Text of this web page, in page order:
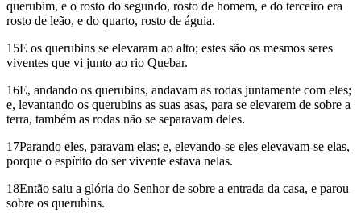
querubim, e o rosto do segundo, rosto de homem, e do terceiro era
rosto de leão, e do quarto, rosto de águia.
15E os querubins se elevaram ao alto; estes são os mesmos seres
viventes que vi junto ao rio Quebar.
16E, andando os querubins, andavam as rodas juntamente com eles;
e, levantando os querubins as suas asas, para se elevarem de sobre a
terra, também as rodas não se separavam deles.
17Parando eles, paravam elas; e, elevando-se eles elevavam-se elas,
porque o espírito do ser vivente estava nelas.
18Então saiu a glória do Senhor de sobre a entrada da casa, e parou
sobre os querubins.